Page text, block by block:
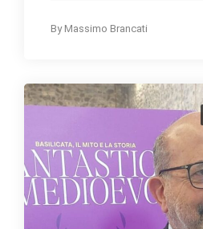
By Massimo Brancati